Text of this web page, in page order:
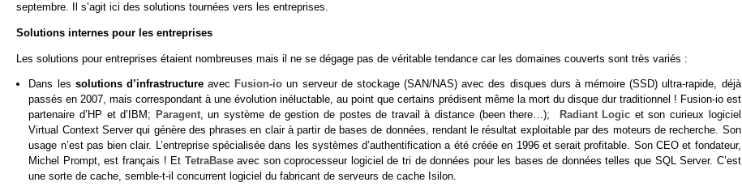
septembre. Il s’agit ici des solutions tournées vers les entreprises.
Solutions internes pour les entreprises
Les solutions pour entreprises étaient nombreuses mais il ne se dégage pas de véritable tendance car les domaines couverts sont très variés :
Dans les solutions d’infrastructureavec Fusion-io un serveur de stockage (SAN/NAS) avec des disques durs à mémoire (SSD) ultra-rapide, déjà
passés en 2007, mais correspondant à une évolution inéluctable, au point que certains prédisent même la mort du disque dur traditionnel ! Fusion-io est
partenaire d’HP et d’IBM; Paragent, un système de gestion de postes de travail à distance (been there…); Radiant Logic et son curieux logiciel
Virtual Context Server qui génère des phrases en clair à partir de bases de données, rendant le résultat exploitable par des moteurs de recherche. Son
usage n’est pas bien clair. L’entreprise spécialisée dans les systèmes d’authentification a été créée en 1996 et serait profitable. Son CEO et fondateur,
Michel Prompt, est français ! Et TetraBaseavec son coprocesseur logiciel de tri de données pour les bases de données telles que SQL Server. C’est
une sorte de cache, semble-t-il concurrent logiciel du fabricant de serveurs de cache Isilon.